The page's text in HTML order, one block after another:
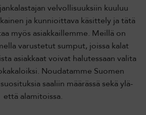
velvollisuuksiin kuuluu
ja kunnioittava käsittely ja tätä
myös asiakkaillemme. Meillä on
varustetut sumput, joissa kalat
asiakkaat voivat halutessaan valita
Noudatamme Suomen
saaliin määrässä sekä ylä-
että alamitoissa.